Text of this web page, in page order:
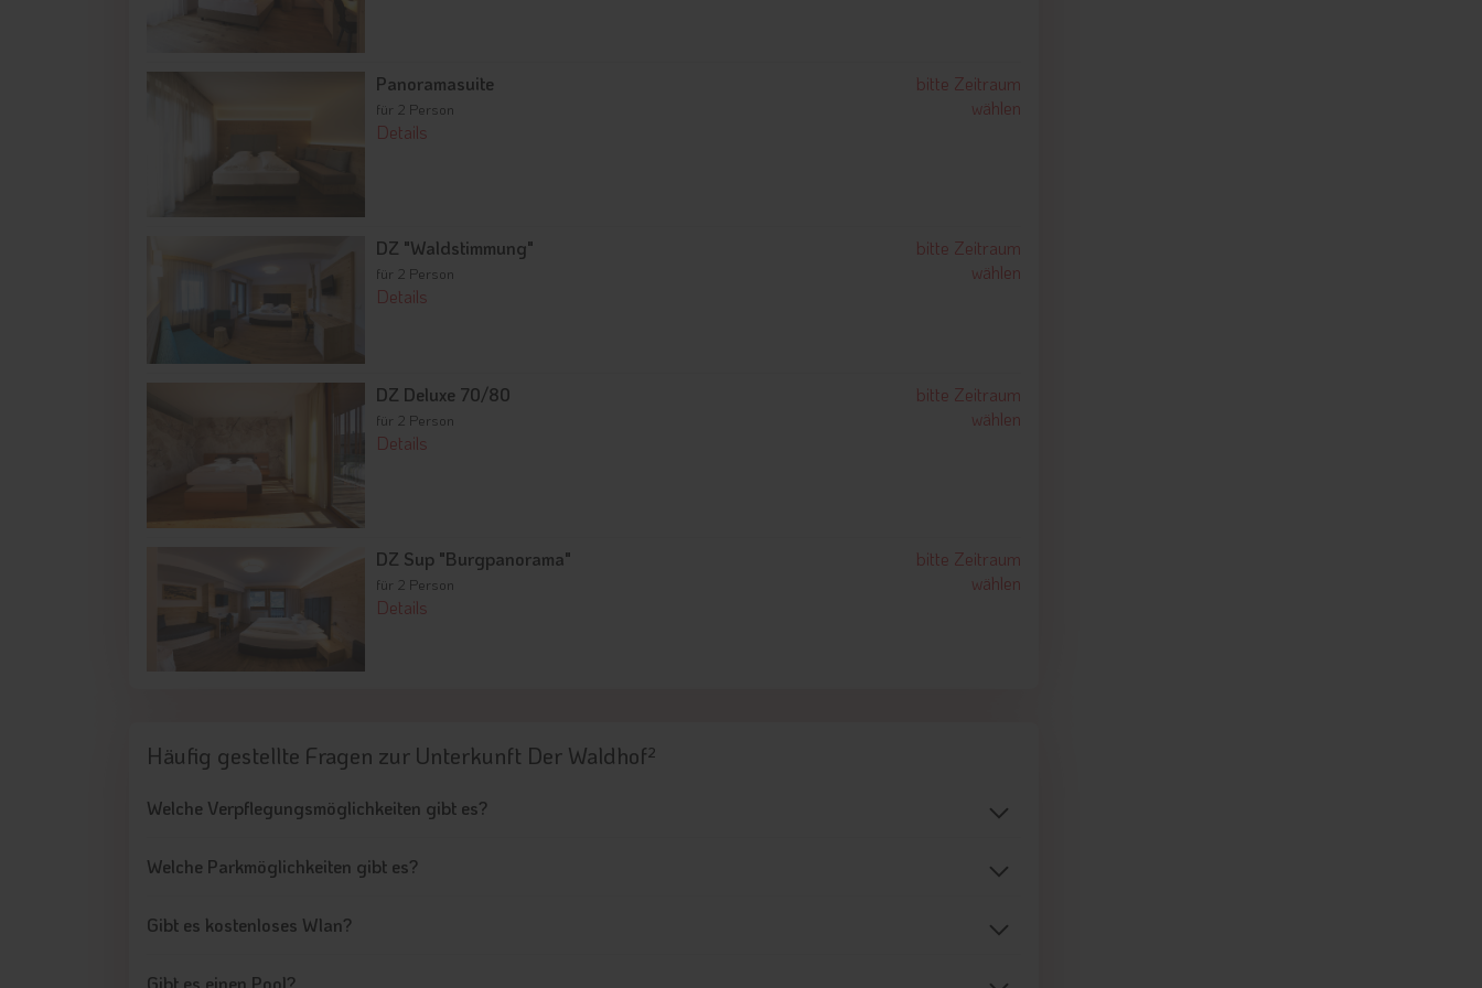
Panoramasuite
für 2 Person
Details
bitte Zeitraum
wählen
DZ "Waldstimmung"
für 2 Person
Details
bitte Zeitraum
wählen
DZ Deluxe 70/80
für 2 Person
Details
bitte Zeitraum
wählen
DZ Sup "Burgpanorama"
für 2 Person
Details
bitte Zeitraum
wählen
Häufig gestellte Fragen zur Unterkunft Der Waldhof²
Welche Verpflegungsmöglichkeiten gibt es?
Welche Parkmöglichkeiten gibt es?
Gibt es kostenloses Wlan?